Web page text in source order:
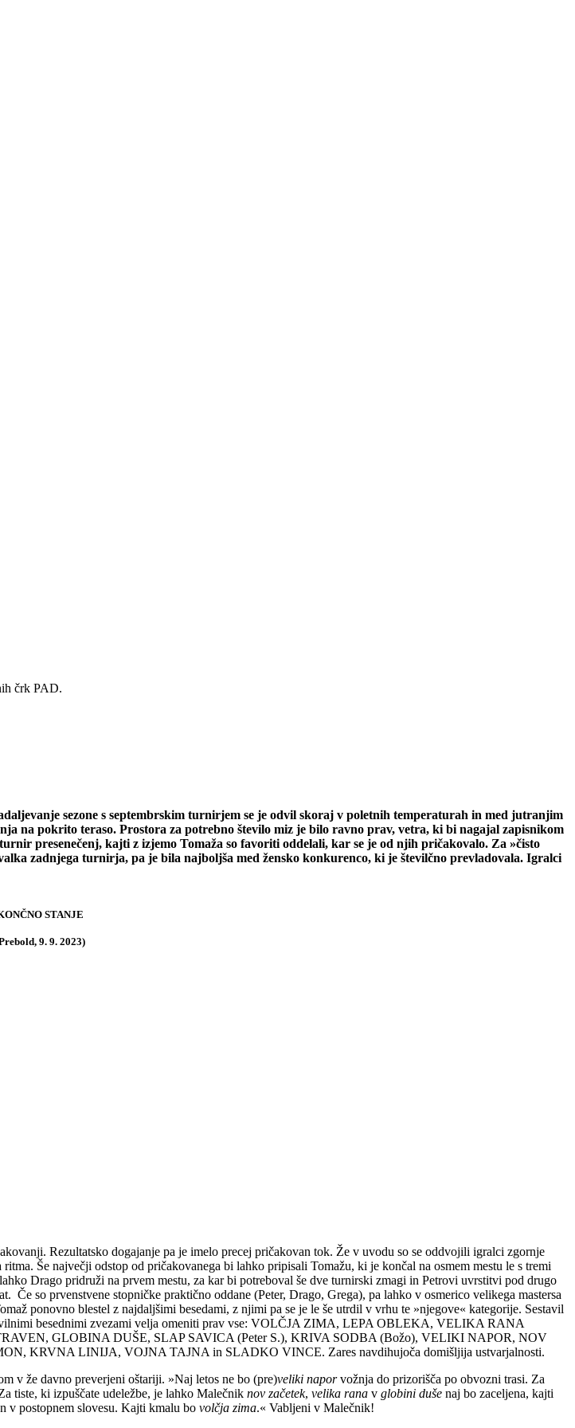
črk PAD.
sezone s septembrskim turnirjem se je odvil skoraj v poletnih temperaturah in med jutranjim
na pokrito teraso. Prostora za potrebno število miz je bilo ravno prav, vetra, ki bi nagajal zapisnikom
presenečenj, kajti z izjemo Tomaža so favoriti oddelali, kar se je od njih pričakovalo. Za »čisto
zadnjega turnirja, pa je bila najboljša med žensko konkurenco, ki je številčno prevladovala. Igralci
STANJE
9. 9. 2023)
Rezultatsko dogajanje pa je imelo precej pričakovan tok. Že v uvodu so se oddvojili igralci zgornje
Še največji odstop od pričakovanega bi lahko pripisali Tomažu, ki je končal na osmem mestu le s tremi
Drago pridruži na prvem mestu, za kar bi potreboval še dve turnirski zmagi in Petrovi uvrstitvi pod drugo
so prvenstvene stopničke praktično oddane (Peter, Drago, Grega), pa lahko v osmerico velikega mastersa
ponovno blestel z najdaljšimi besedami, z njimi pa se je le še utrdil v vrhu te »njegove« kategorije. Sestavil
besednimi zvezami velja omeniti prav vse: VOLČJA ZIMA, LEPA OBLEKA, VELIKA RANA
GLOBINA DUŠE, SLAP SAVICA (Peter S.), KRIVA SODBA (Božo), VELIKI NAPOR, NOV
KRVNA LINIJA, VOJNA TAJNA in SLADKO VINCE. Zares navdihujoča domišljija ustvarjalnosti.
v že davno preverjeni oštariji. »Naj letos ne bo (pre)veliki naporvožnja do prizorišča po obvozni trasi. Za
tiste, ki izpuščate udeležbe, je lahko Malečnik nov začetek, velika rana v globini duše naj bo zaceljena, kajti
v postopnem slovesu. Kajti kmalu bo volčja zima.« Vabljeni v Malečnik!